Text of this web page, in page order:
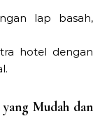
lap basah,
hotel dengan
Mudah dan